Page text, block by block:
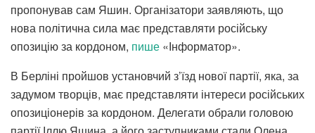
пропонував сам Яшин. Організатори заявляють, що
нова політична сила має представляти російську
опозицію за кордоном, пише «Інформатор».
В Берліні пройшов установчий з’їзд нової партії, яка, за
задумом творців, має представляти інтереси російських
опозиціонерів за кордоном. Делегати обрали головою